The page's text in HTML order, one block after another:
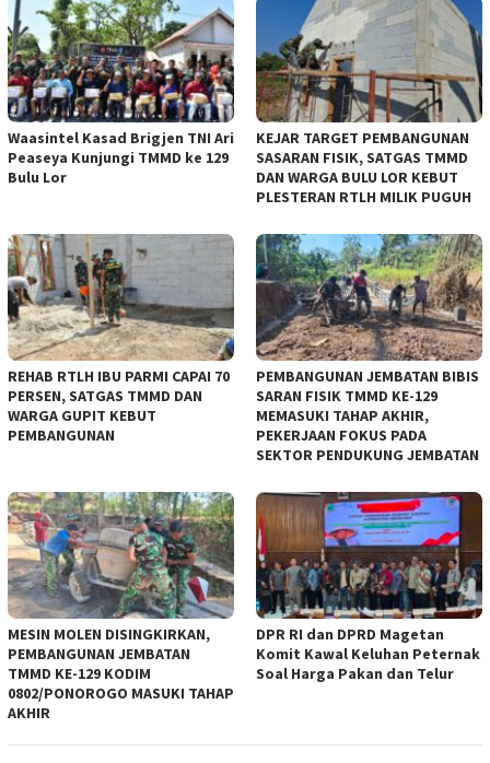
Waasintel Kasad Brigjen TNI Ari
Peaseya Kunjungi TMMD ke 129
Bulu Lor
KEJAR TARGET PEMBANGUNAN
SASARAN FISIK, SATGAS TMMD
DAN WARGA BULU LOR KEBUT
PLESTERAN RTLH MILIK PUGUH
REHAB RTLH IBU PARMI CAPAI 70
PERSEN, SATGAS TMMD DAN
WARGA GUPIT KEBUT
PEMBANGUNAN
PEMBANGUNAN JEMBATAN BIBIS
SARAN FISIK TMMD KE-129
MEMASUKI TAHAP AKHIR,
PEKERJAAN FOKUS PADA
SEKTOR PENDUKUNG JEMBATAN
MESIN MOLEN DISINGKIRKAN,
PEMBANGUNAN JEMBATAN
TMMD KE-129 KODIM
0802/PONOROGO MASUKI TAHAP
AKHIR
DPR RI dan DPRD Magetan
Komit Kawal Keluhan Peternak
Soal Harga Pakan dan Telur